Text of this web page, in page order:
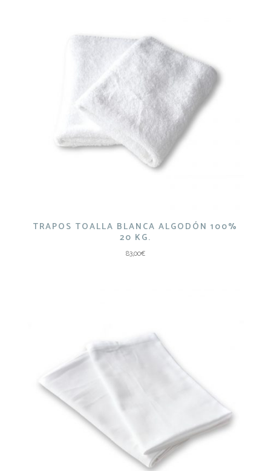
TRAPOS TOALLA BLANCA ALGODÓN 100%
20 KG.
83,00€